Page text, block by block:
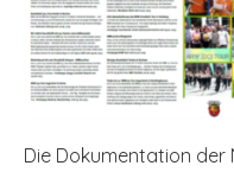
Die Dokumentation der